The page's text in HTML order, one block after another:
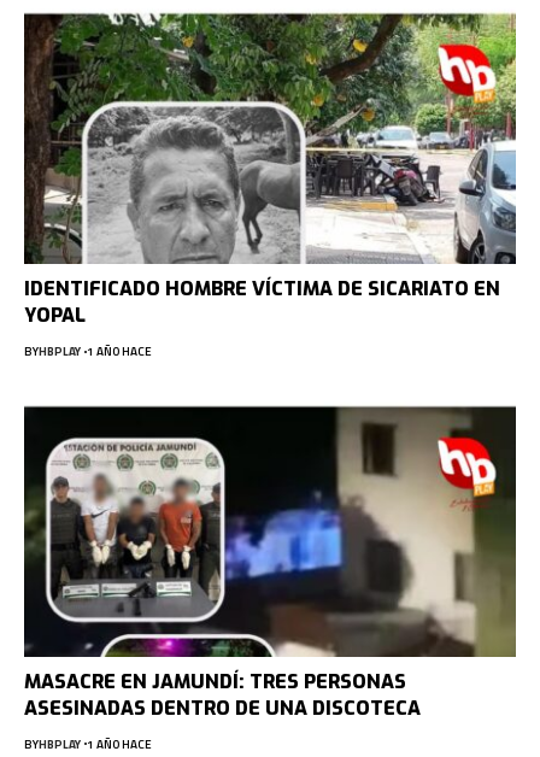
IDENTIFICADO HOMBRE VÍCTIMA DE SICARIATO EN
YOPAL
BYHBPLAY 1 AÑO HACE
MASACRE EN JAMUNDÍ: TRES PERSONAS
ASESINADAS DENTRO DE UNA DISCOTECA
BYHBPLAY 1 AÑO HACE